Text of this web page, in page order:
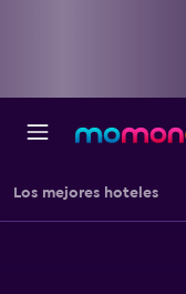
Los mejores hoteles